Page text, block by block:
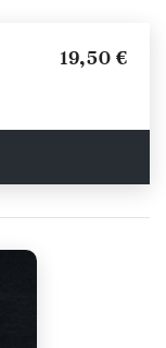
19,50 €